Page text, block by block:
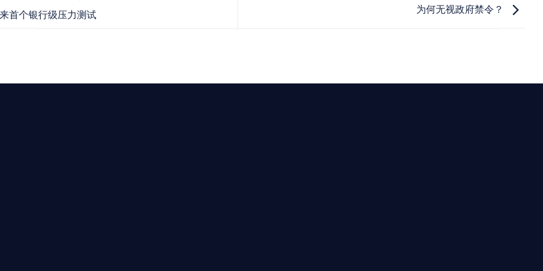
首个银行级压力测试
为何无视政府禁令？